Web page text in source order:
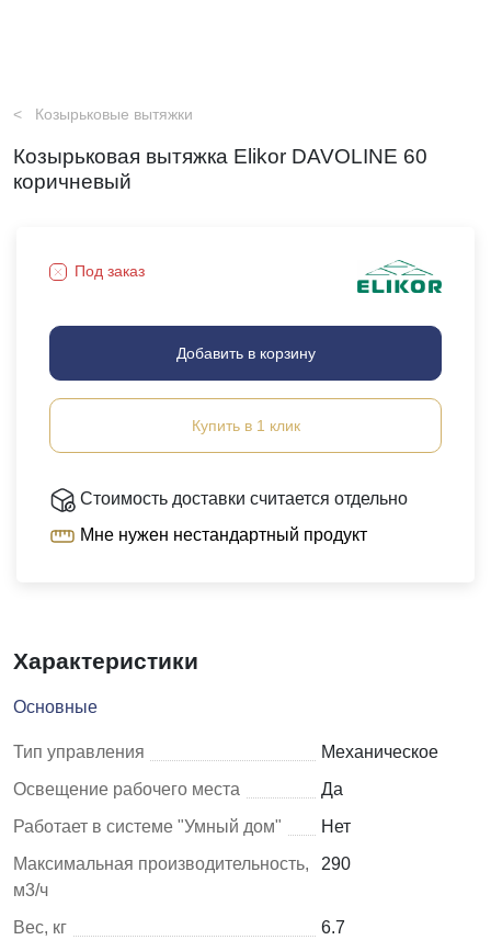
Козырьковые вытяжки
Козырьковая вытяжка Elikor DAVOLINE 60
коричневый
Под заказ
Добавить в корзину
Купить в 1 клик
Стоимость доставки считается отдельно
Мне нужен нестандартный продукт
Характеристики
Основные
Тип управления
Механическое
Освещение рабочего места
Да
Работает в системе "Умный дом"
Нет
Максимальная производительность,
м3/ч
290
Вес, кг
6.7